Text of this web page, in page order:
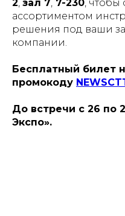
2, зал 7, 7-230, чтобы
ассортиментом
решения под ваши
компании.
Бесплатный билет
промокоду
До встречи с 26 по
Экспо».